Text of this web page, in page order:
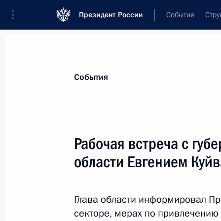
Президент России События
25 ноября 2015 года
События
Рабочая встреча с
области Евгением
Глава области информировал
секторе, мерах по